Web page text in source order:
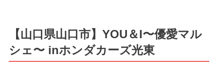
【山口県山口市】YOU＆I〜優愛マル
シェ〜 inホンダカーズ光東